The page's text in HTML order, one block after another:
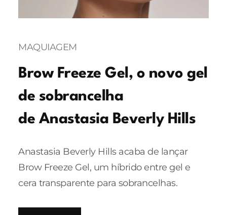
MAQUIAGEM
Brow Freeze Gel, o novo gel
de sobrancelha
de Anastasia Beverly Hills
Anastasia Beverly Hills acaba de lançar
Brow Freeze Gel, um híbrido entre gel e
cera transparente para sobrancelhas.